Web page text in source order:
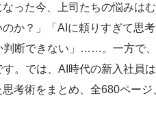
った今、上司たちの悩みはむ
のか？」「AIに頼りすぎて思
判断できない」……。一方で
。では、AI時代の新入社員
考術をまとめ、全680ページ